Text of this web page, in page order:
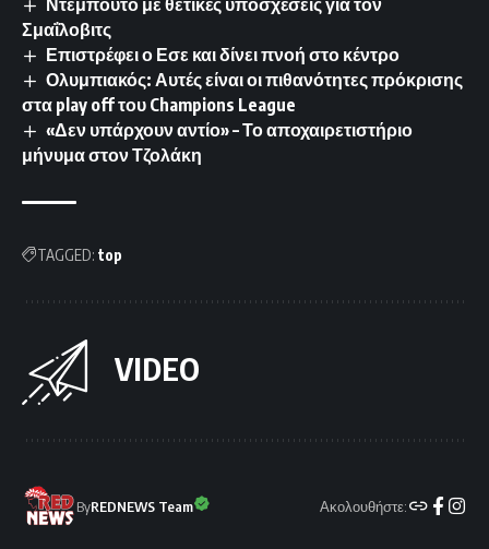
Σμαΐλοβιτς
Επιστρέφει ο Εσε και δίνει πνοή στο κέντρο
Ολυμπιακός: Αυτές είναι οι πιθανότητες πρόκρισης
στα play off του Champions League
«Δεν υπάρχουν αντίο» – Το αποχαιρετιστήριο
μήνυμα στον Τζολάκη
TAGGED: top
VIDEO
ByREDNEWS Team Ακολουθήστε: